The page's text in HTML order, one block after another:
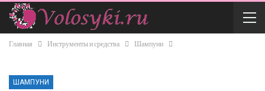
Главная Инструменты и средства Шампуни
ШАМПУНИ